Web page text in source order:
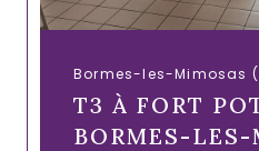
Bormes-les-Mimosas
T3 À FORT
BORMES-LES-